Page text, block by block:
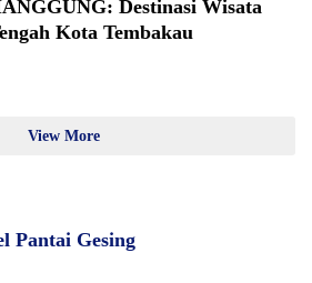
Destinasi Wisata
Kota Tembakau
View More
Pantai Gesing